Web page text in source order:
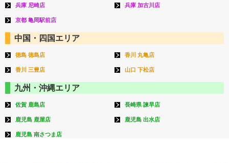
兵庫 尼崎店 兵庫 加古川店
京都 亀岡駅前店
中国・四国エリア
徳島 徳島店 香川 丸亀店
香川 三豊店 山口 下松店
九州・沖縄エリア
佐賀 鹿島店 長崎県 諫早店
鹿児島 鹿屋店 鹿児島 出水店
鹿児島 南さつま店